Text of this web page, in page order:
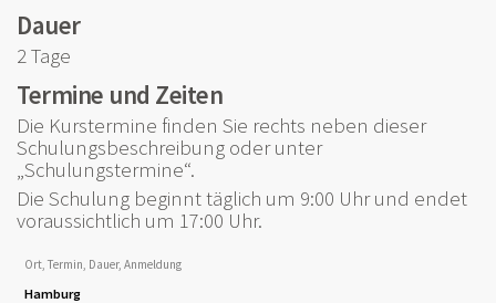
Dauer
2 Tage
Termine und Zeiten
Die Kurstermine finden Sie rechts neben dieser
Schulungsbeschreibung oder unter
„Schulungstermine“.
Die Schulung beginnt täglich um 9:00 Uhr und endet
voraussichtlich um 17:00 Uhr.
Ort, Termin, Dauer, Anmeldung
Hamburg